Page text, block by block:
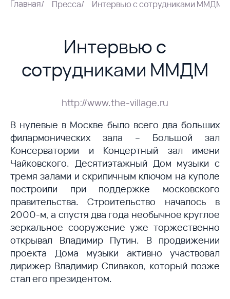
Главная/ Пресса/ Интервью с сотрудниками ММДМ
Интервью с
сотрудниками ММДМ
http://www.the-village.ru
В нулевые в Москве было всего два больших
филармонических зала – Большой зал
Консерватории и Концертный зал имени
Чайковского. Десятиэтажный Дом музыки с
тремя залами и скрипичным ключом на куполе
построили при поддержке московского
правительства. Строительство началось в
2000-м, а спустя два года необычное круглое
зеркальное сооружение уже торжественно
открывал Владимир Путин. В продвижении
проекта Дома музыки активно участвовал
дирижер Владимир Спиваков, который позже
стал его президентом.